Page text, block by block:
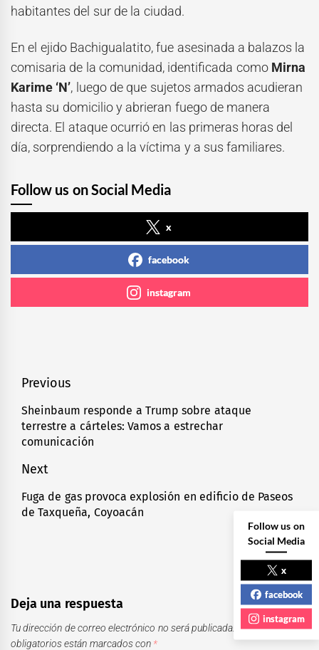
habitantes del sur de la ciudad.
En el ejido Bachigualatito, fue asesinada a balazos la
comisaria de la comunidad, identificada como Mirna
Karime ‘N’, luego de que sujetos armados acudieran
hasta su domicilio y abrieran fuego de manera
directa. El ataque ocurrió en las primeras horas del
día, sorprendiendo a la víctima y a sus familiares.
Follow us on Social Media
x
facebook
instagram
Navegación
de
entradas
Previous
Previous
post:
Sheinbaum responde a Trump sobre ataque
terrestre a cárteles: Vamos a estrechar
comunicación
Next
Next
post:
Fuga de gas provoca explosión en edificio de Paseos
de Taxqueña, Coyoacán
Deja una respuesta
Tu dirección de correo electrónico no será publicada.
Los campos
obligatorios están marcados con *
Follow us on
Social Media
x
facebook
instagram